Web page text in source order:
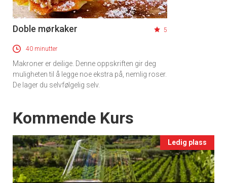
Doble mørkaker 5
40 minutter
Makroner er deilige. Denne oppskriften gir deg
muligheten til å legge noe ekstra på, nemlig roser.
De lager du selvfølgelig selv.
Events
Kommende Kurs
Ledig plass